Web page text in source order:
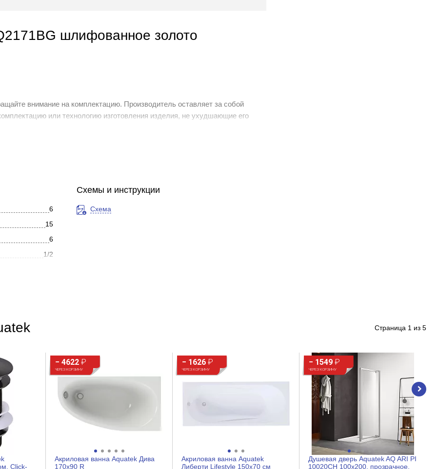
шлифованное золото
внимание на комплектацию. Производитель оставляет за собой
или технологию изготовления изделия, не ухудшающие его
6
15
6
1/2
Матовое золото
На потолок
Схемы и инструкции
Схема
Страница 1 из 5
Click-
− 4622 ₽
ЧЕРЕЗ КОРЗИНУ
Акриловая ванна Aquatek Дива
170х90 R
− 1626 ₽
ЧЕРЕЗ КОРЗИНУ
Акриловая ванна Aquatek
Либерти Lifestyle 150х70 см
− 1549 ₽
ЧЕРЕЗ КОРЗИНУ
Душевая дверь Aquatek AQ ARI PI
10020CH 100x200, прозрачное,